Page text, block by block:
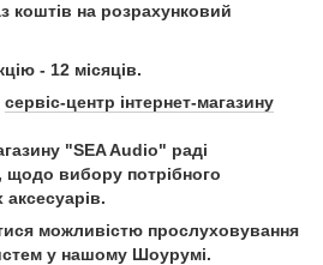
коштів на розрахунковий
- 12 місяців.
сервіс-центр інтернет-магазину
"SEA Audio" раді
щодо вибору потрібного
аксесуарів.
можливістю прослуховування
у нашому Шоурумі.